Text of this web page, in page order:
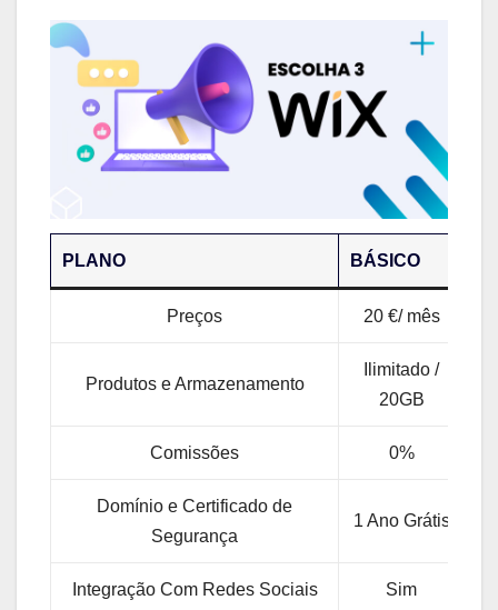
PLANO BÁSICO
Preços 20 €/ mês
Produtos e Armazenamento
Ilimitado /
20GB
Comissões 0%
Domínio e Certificado de
Segurança
1 Ano Grátis
Integração Com Redes Sociais Sim